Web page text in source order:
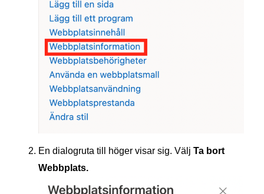
En dialogruta till höger visar sig. Välj Ta bort
Webbplats.